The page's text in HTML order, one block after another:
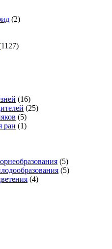
(2)
(16)
(25)
(5)
ран (1)
(5)
(5)
(4)